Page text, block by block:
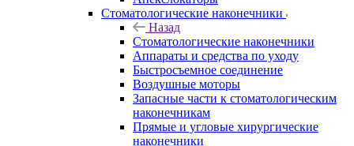
Стоматологические наконечники
Назад
Стоматологические наконечники
Аппараты и средства по уходу
Быстросъемное соединение
Воздушные моторы
Запасные части к стоматологическим
наконечникам
Прямые и угловые хирургические
наконечники